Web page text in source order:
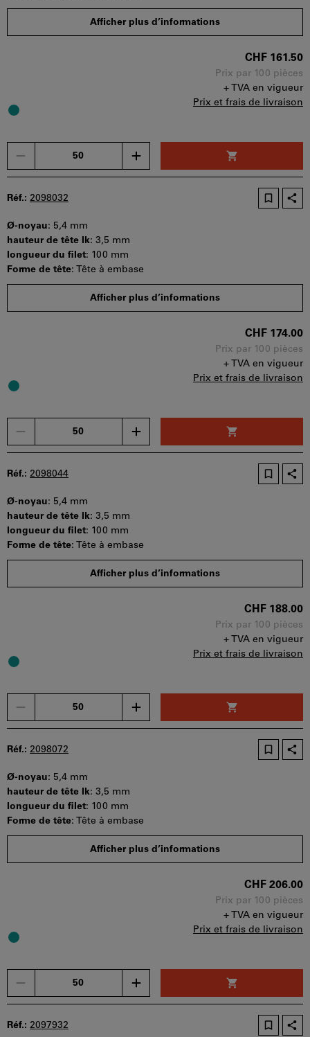
Quantité minimale de commande : 50 pièces
Etapes de la commande : 50 pièces
Afficher plus d’informations
CHF 161.50
Prix par 100 pièces
+ TVA en vigueur
Prix et frais de livraison
bon
d'achat
être
utilisé
par
panier.
Réf.: 2098032
Ø-noyau: 5,4 mm
hauteur de tête lk: 3,5 mm
longueur du filet: 100 mm
Forme de tête: Tête à embase
Quantité minimale de commande : 50 pièces
Etapes de la commande : 50 pièces
Afficher plus d’informations
CHF 174.00
Prix par 100 pièces
+ TVA en vigueur
Prix et frais de livraison
bon
d'achat
être
utilisé
par
panier.
Réf.: 2098044
Ø-noyau: 5,4 mm
hauteur de tête lk: 3,5 mm
longueur du filet: 100 mm
Forme de tête: Tête à embase
Quantité minimale de commande : 50 pièces
Etapes de la commande : 50 pièces
Afficher plus d’informations
CHF 188.00
Prix par 100 pièces
+ TVA en vigueur
Prix et frais de livraison
bon
d'achat
être
utilisé
par
panier.
Réf.: 2098072
Ø-noyau: 5,4 mm
hauteur de tête lk: 3,5 mm
longueur du filet: 100 mm
Forme de tête: Tête à embase
Quantité minimale de commande : 50 pièces
Etapes de la commande : 50 pièces
Afficher plus d’informations
CHF 206.00
Prix par 100 pièces
+ TVA en vigueur
Prix et frais de livraison
bon
d'achat
Réf.: 2097932